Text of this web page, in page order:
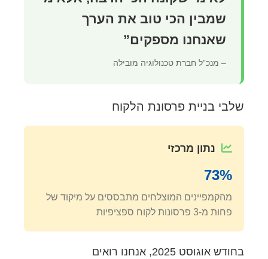
שמבין הכי טוב את הערך
שאנחנו מספקים”
– מנכ”ל חברת טכנולוגיה מובילה
שלבי בניית פרסונת הלקוח
נתון מרכזי
73%
מהקמפיינים המוצלחים מתבססים על מיקוד של
פחות מ-3 פרסונות לקוח ספציפיות
בחודש אוגוסט 2025, אנחנו רואים